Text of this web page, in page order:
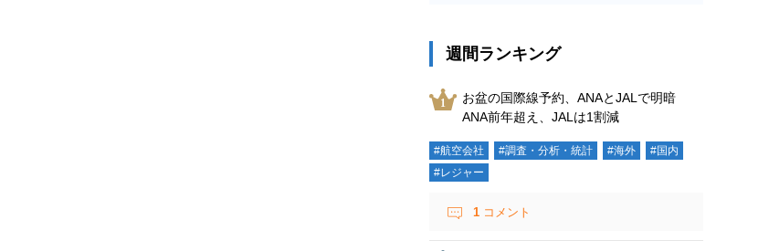
週間ランキング
お盆の国際線予約、ANAとJALで明暗
ANA前年超え、JALは1割減
#航空会社 #調査・分析・統計 #海外
#国内
#レジャー
1 コメント